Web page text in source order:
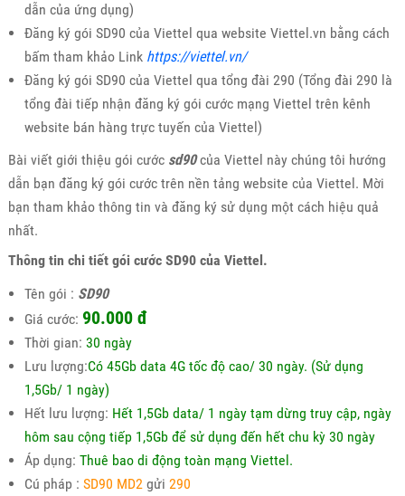
dẫn của ứng dụng)
Đăng ký gói SD90 của Viettel qua website Viettel.vn bằng cách
bấm tham khảo Link https://viettel.vn/
Đăng ký gói SD90 của Viettel qua tổng đài 290 (Tổng đài 290 là
tổng đài tiếp nhận đăng ký gói cước mạng Viettel trên kênh
website bán hàng trực tuyến của Viettel)
Bài viết giới thiệu gói cước sd90của Viettel này chúng tôi hướng
dẫn bạn đăng ký gói cước trên nền tảng website của Viettel. Mời
bạn tham khảo thông tin và đăng ký sử dụng một cách hiệu quả
nhất.
Thông tin chi tiết gói cước SD90 của Viettel.
Tên gói : SD90
Giá cước: 90.000 đ
Thời gian: 30 ngày
Lưu lượng:Có 45Gb data 4G tốc độ cao/ 30 ngày. (Sử dụng
1,5Gb/ 1 ngày)
Hết lưu lượng: Hết 1,5Gb data/ 1 ngày tạm dừng truy cập, ngày
hôm sau cộng tiếp 1,5Gb để sử dụng đến hết chu kỳ 30 ngày
Áp dụng: Thuê bao di động toàn mạng Viettel.
Cú pháp : SD90 MD2gửi 290